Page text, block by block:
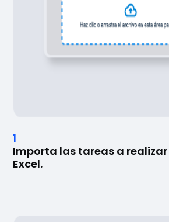
1
Importa las tareas a realizar
Excel.